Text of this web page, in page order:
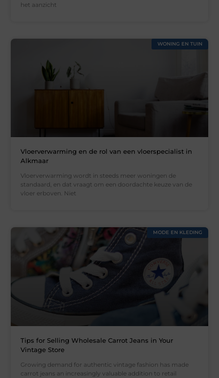
het aanzicht
WONING EN TUIN
Vloerverwarming en de rol van een vloerspecialist in
Alkmaar
Vloerverwarming wordt in steeds meer woningen de
standaard, en dat vraagt om een doordachte keuze van de
vloer erboven. Niet
MODE EN KLEDING
Tips for Selling Wholesale Carrot Jeans in Your
Vintage Store
Growing demand for authentic vintage fashion has made
carrot jeans an increasingly valuable addition to retail